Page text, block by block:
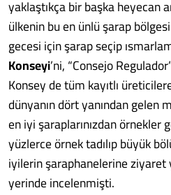
yaklaştıkça bir başka heyecan
ülkenin bu en ünlü şarap
gecesi için şarap seçip
Konseyi’ni, “Consejo
Konsey de tüm kayıtlı
dünyanın dört yanından gelen
en iyi şaraplarınızdan örnekler
yüzlerce örnek tadılıp büyük
iyilerin şaraphanelerine ziyaret
yerinde incelenmişti.